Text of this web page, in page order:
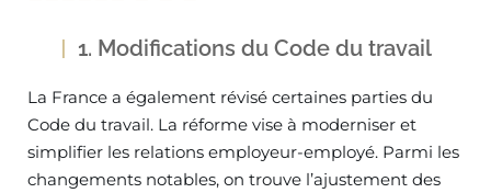
1. Modifications du Code du travail
La France a également révisé certaines parties du
Code du travail. La réforme vise à moderniser et
simplifier les relations employeur-employé. Parmi les
changements notables, on trouve l’ajustement des